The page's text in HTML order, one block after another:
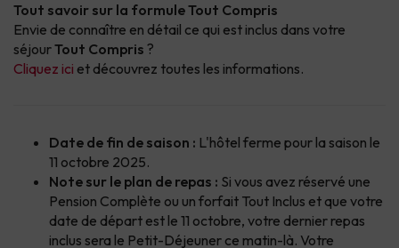
Tout savoir sur la formule Tout Compris
Envie de connaître en détail ce qui est inclus dans votre
séjourTout Compris ?
Cliquez ici et découvrez toutes les informations.
Date de fin de saison : L'hôtel ferme pour la saison le
11 octobre 2025.
Note sur le plan de repas : Si vous avez réservé une
Pension Complète ou un forfait Tout Inclus et que votre
date de départ est le 11 octobre, votre dernier repas
inclus sera le Petit-Déjeuner ce matin-là. Votre